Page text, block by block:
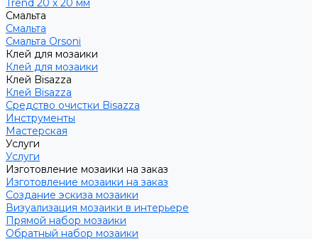
Trend 20 х 20 мм
Смальта
Смальта
Смальта Orsoni
Клей для мозаики
Клей для мозаики
Клей Bisazza
Клей Bisazza
Средство очистки Bisazza
Инструменты
Мастерская
Услуги
Услуги
Изготовление мозаики на заказ
Изготовление мозаики на заказ
Создание эскиза мозаики
Визуализация мозаики в интерьере
Прямой набор мозаики
Обратный набор мозаики